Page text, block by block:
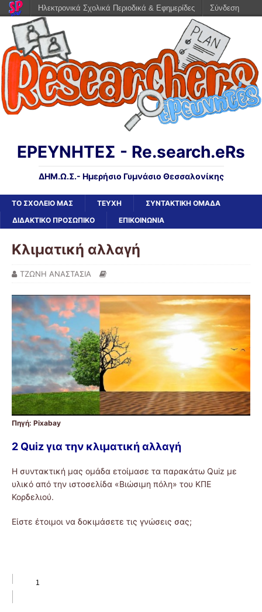
ΕΡΕΥΝΗΤΕΣ - Re.search.eRs
ΔΗΜ.Ω.Σ.- Ημερήσιο Γυμνάσιο Θεσσαλονίκης
ΤΟ ΣΧΟΛΕΙΟ ΜΑΣ ΤΕΥΧΗ
ΣΥΝΤΑΚΤΙΚΗ ΟΜΑΔΑ
ΔΙΔΑΚΤΙΚΟ ΠΡΟΣΩΠΙΚΟ
ΕΠΙΚΟΙΝΩΝΙΑ
Κλιματική αλλαγή
ΤΖΩΝΗ ΑΝΑΣΤΑΣΙΑ
Πηγή: Pixabay
2 Quiz για την κλιματική αλλαγή
Η συντακτική μας ομάδα ετοίμασε τα παρακάτω Quiz με
υλικό από την ιστοσελίδα «Βιώσιμη πόλη» του ΚΠΕ
Κορδελιού.
Είστε έτοιμοι να δοκιμάσετε τις γνώσεις σας;
Ηλεκτρονικά Σχολικά Περιοδικά & Εφημερίδες Σύνδεση